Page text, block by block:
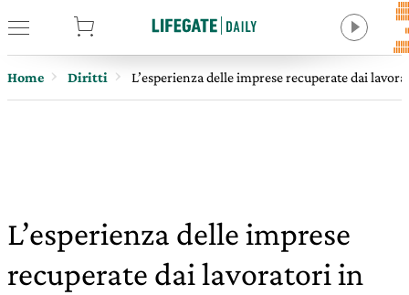
Home Diritti L’esperienza delle imprese recuperate dai
L’esperienza delle imprese
recuperate dai lavoratori in